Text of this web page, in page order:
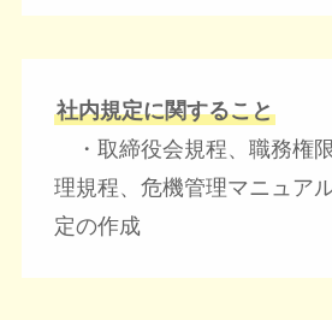
社内規定に関すること
・取締役会規程、職務権
理規程、危機管理マニュア
定の作成